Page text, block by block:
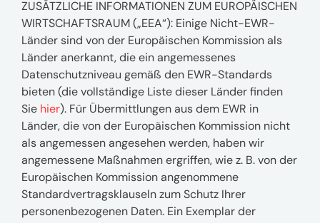
ZUSÄTZLICHE INFORMATIONEN ZUM EUROPÄISCHEN
WIRTSCHAFTSRAUM („EEA“): Einige Nicht-EWR-
Länder sind von der Europäischen Kommission als
Länder anerkannt, die ein angemessenes
Datenschutzniveau gemäß den EWR-Standards
bieten (die vollständige Liste dieser Länder finden
Sie hier). Für Übermittlungen aus dem EWR in
Länder, die von der Europäischen Kommission nicht
als angemessen angesehen werden, haben wir
angemessene Maßnahmen ergriffen, wie z. B. von der
Europäischen Kommission angenommene
Standardvertragsklauseln zum Schutz Ihrer
personenbezogenen Daten. Ein Exemplar der